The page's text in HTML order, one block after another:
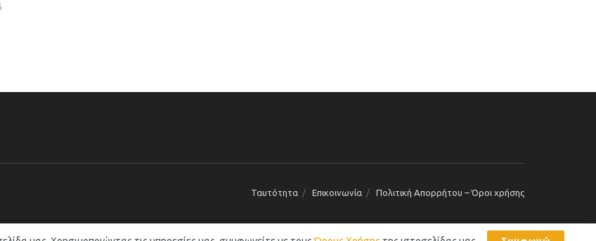
Ταυτότητα Επικοινωνία Πολιτική Απορρήτου – Όροι χρήσης